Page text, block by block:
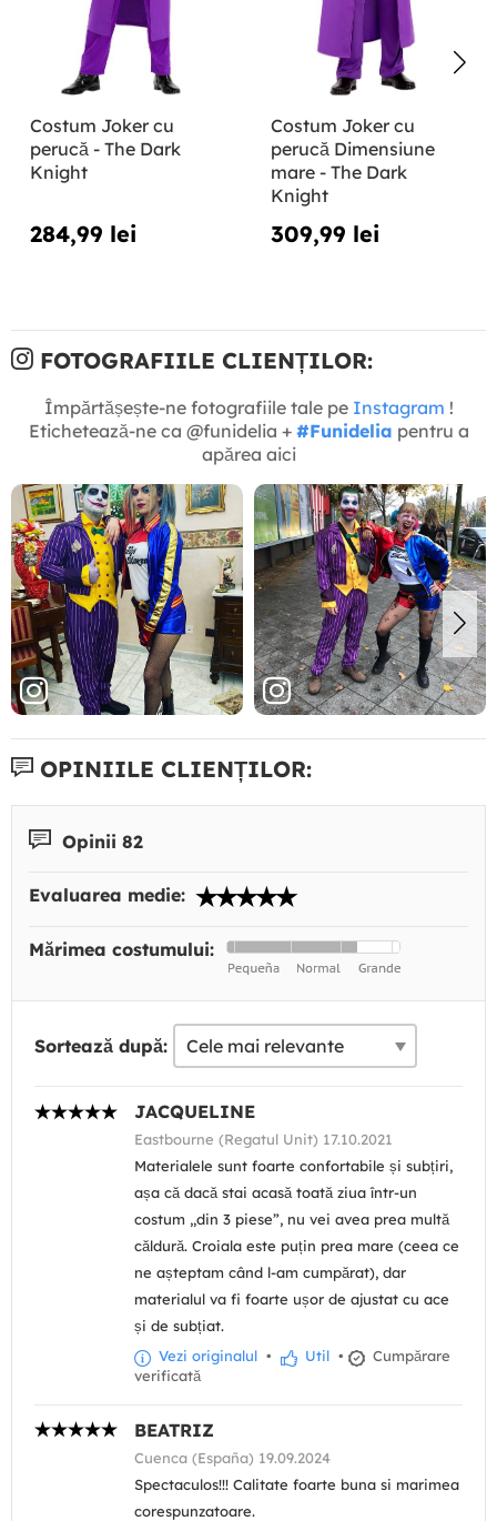
Costum Joker cu
perucă - The Dark
Knight
284,99 lei
Costum Joker cu
perucă Dimensiune
mare - The Dark
Knight
309,99 lei
FOTOGRAFIILE CLIENȚILOR:
Împărtășește-ne fotografiile tale pe Instagram !
Etichetează-ne ca @funidelia + #Funidelia pentru a
apărea aici
OPINIILE CLIENȚILOR:
Opinii 82
Evaluarea medie:
Mărimea costumului:
Sortează după:
JACQUELINE
Eastbourne (Regatul Unit) 17.10.2021
Materialele sunt foarte confortabile și subțiri,
așa că dacă stai acasă toată ziua într-un
costum „din 3 piese”, nu vei avea prea multă
căldură. Croiala este puțin prea mare (ceea ce
ne așteptam când l-am cumpărat), dar
materialul va fi foarte ușor de ajustat cu ace
și de subțiat.
Vezi originalul • Util •
Cumpărare
verificată
BEATRIZ
Cuenca (España) 19.09.2024
Spectaculos!!! Calitate foarte buna si marimea
corespunzatoare.